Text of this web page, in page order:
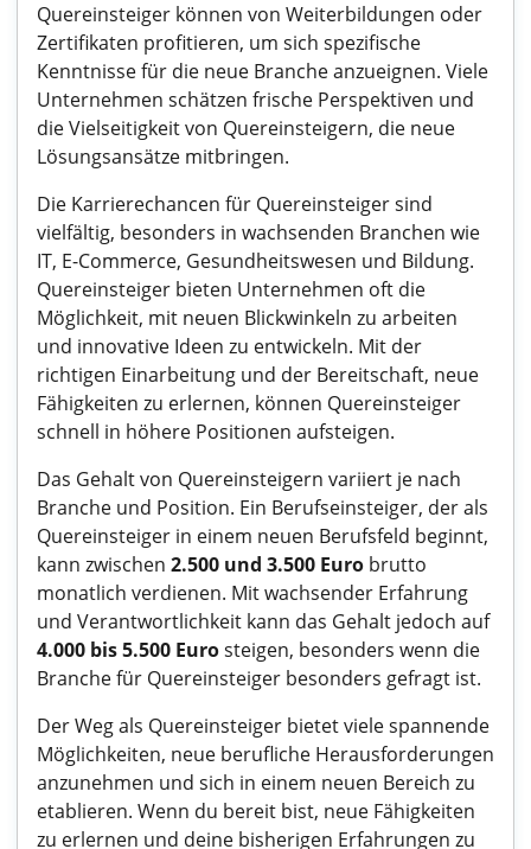
Quereinsteiger können von Weiterbildungen oder
Zertifikaten profitieren, um sich spezifische
Kenntnisse für die neue Branche anzueignen. Viele
Unternehmen schätzen frische Perspektiven und
die Vielseitigkeit von Quereinsteigern, die neue
Lösungsansätze mitbringen.
Die Karrierechancen für Quereinsteiger sind
vielfältig, besonders in wachsenden Branchen wie
IT, E-Commerce, Gesundheitswesen und Bildung.
Quereinsteiger bieten Unternehmen oft die
Möglichkeit, mit neuen Blickwinkeln zu arbeiten
und innovative Ideen zu entwickeln. Mit der
richtigen Einarbeitung und der Bereitschaft, neue
Fähigkeiten zu erlernen, können Quereinsteiger
schnell in höhere Positionen aufsteigen.
Das Gehalt von Quereinsteigern variiert je nach
Branche und Position. Ein Berufseinsteiger, der als
Quereinsteiger in einem neuen Berufsfeld beginnt,
kann zwischen 2.500 und 3.500 Euro brutto
monatlich verdienen. Mit wachsender Erfahrung
und Verantwortlichkeit kann das Gehalt jedoch auf
4.000 bis 5.500 Eurosteigen, besonders wenn die
Branche für Quereinsteiger besonders gefragt ist.
Der Weg als Quereinsteiger bietet viele spannende
Möglichkeiten, neue berufliche Herausforderungen
anzunehmen und sich in einem neuen Bereich zu
etablieren. Wenn du bereit bist, neue Fähigkeiten
zu erlernen und deine bisherigen Erfahrungen zu